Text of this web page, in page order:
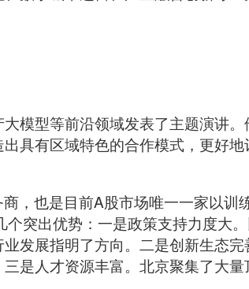
模型等前沿领域发表了主题演讲
具有区域特色的合作模式，更好
，也是目前A股市场唯一一家以训
突出优势：一是政策支持力度大
发展指明了方向。二是创新生态
是人才资源丰富。北京聚集了大